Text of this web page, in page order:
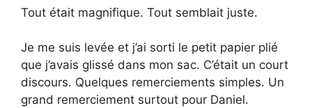
Tout était magnifique. Tout semblait juste.
Je me suis levée et j’ai sorti le petit papier plié
que j’avais glissé dans mon sac. C’était un court
discours. Quelques remerciements simples. Un
grand remerciement surtout pour Daniel.